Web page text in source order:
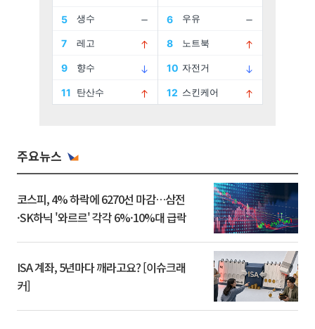
주요뉴스
코스피, 4% 하락에 6270선 마감…삼전
·SK하닉 '와르르' 각각 6%·10%대 급락
ISA 계좌, 5년마다 깨라고요? [이슈크래
커]